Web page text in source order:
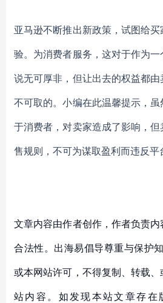
亚马逊不断推出新政策，试图给
验。为消费者服务，这对于作为
说无可厚非，但让出去的权益都
不可取的。小编在此温馨提示，
于消费者，对卖家造成了影响，
售规则，不可为谋取盈利而违反平
文章内容由作者创作，作者负责
合法性。出海易倡导尊重与保护
或本网站许可，不得复制、转载
站内容。如发现本站文章存在